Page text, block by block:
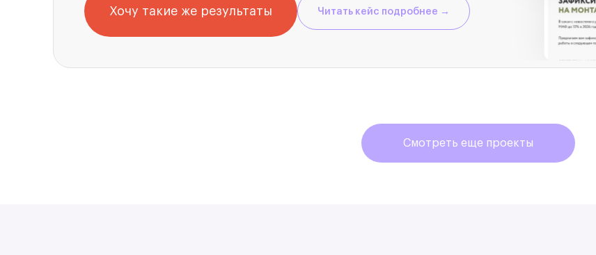
Хочу такие же результаты Читать кейс подробнее →
Смотреть еще проекты